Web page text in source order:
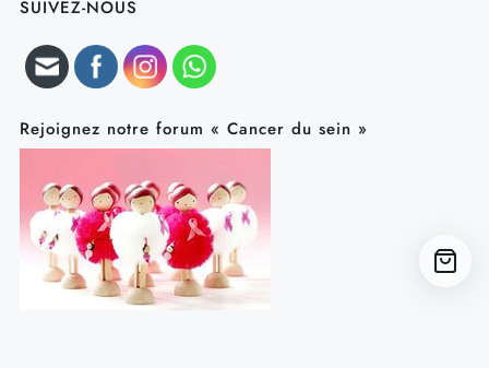
SUIVEZ-NOUS
Rejoignez notre forum « Cancer du sein »